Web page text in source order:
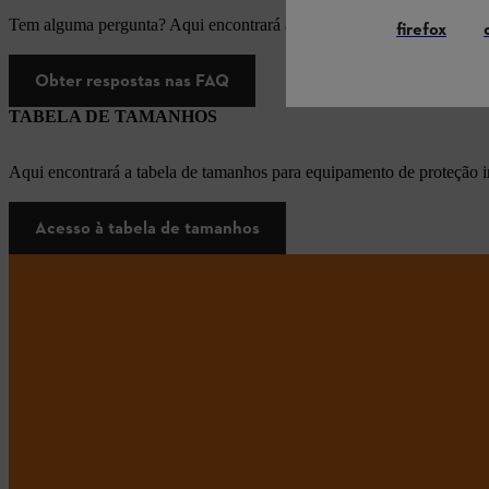
Tem alguma pergunta? Aqui encontrará as respostas apropriadas para
Obter respostas nas FAQ
TABELA DE TAMANHOS
Aqui encontrará a tabela de tamanhos para equipamento de proteção
Acesso à tabela de tamanhos
firefox